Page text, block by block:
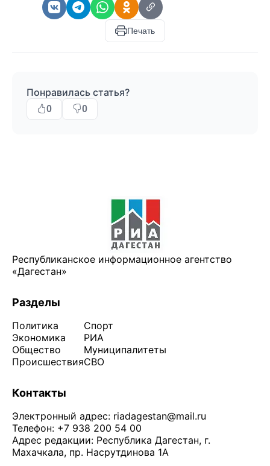
Печать
Понравилась статья?
0 0
Республиканское информационное агентство
«Дагестан»
Разделы
Политика
Экономика
Общество
Происшествия
Спорт
РИА
Муниципалитеты
СВО
Контакты
Электронный адрес: riadagestan@mail.ru
Телефон: +7 938 200 54 00
Адрес редакции: Республика Дагестан, г.
Махачкала, пр. Насрутдинова 1А